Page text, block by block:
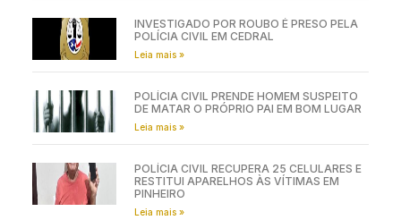
INVESTIGADO POR ROUBO É PRESO PELA
POLÍCIA CIVIL EM CEDRAL
Leia mais »
POLÍCIA CIVIL PRENDE HOMEM SUSPEITO
DE MATAR O PRÓPRIO PAI EM BOM LUGAR
Leia mais »
POLÍCIA CIVIL RECUPERA 25 CELULARES E
RESTITUI APARELHOS ÀS VÍTIMAS EM
PINHEIRO
Leia mais »